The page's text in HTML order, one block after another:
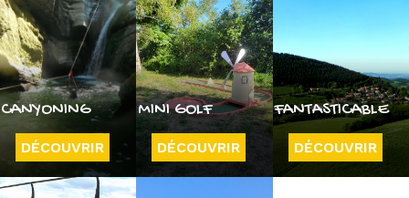
CANYONING
DÉCOUVRIR
MINI GOLF
DÉCOUVRIR
FANTASTICABLE
DÉCOUVRIR